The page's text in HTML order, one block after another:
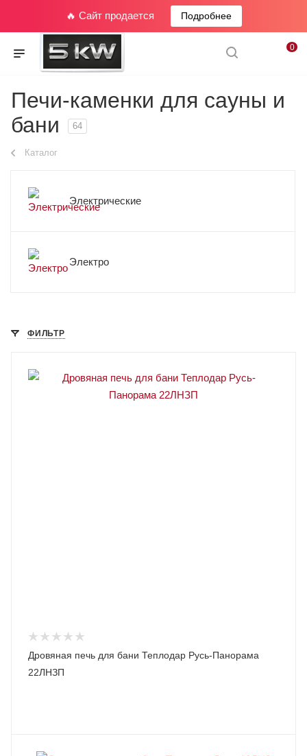
🔥 Сайт продается Подробнее
0
Печи-каменки для сауны и
бани
64
Каталог
Электрические
Электро
ФИЛЬТР
Дровяная печь для бани Теплодар Русь-Панорама
22ЛНЗП